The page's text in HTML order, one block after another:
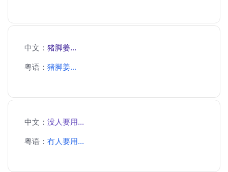
中文： 猪脚姜...
粤语： 猪脚姜...
中文： 没人要用...
粤语： 冇人要用...